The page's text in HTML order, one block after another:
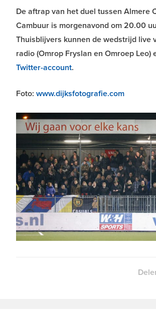
De aftrap van het duel tussen Almere
Cambuur is morgenavond om 20.00
Thuisblijvers kunnen de wedstrijd live
radio (Omrop Fryslan en Omroep Leo)
Twitter-account.
Foto: www.dijksfotografie.com